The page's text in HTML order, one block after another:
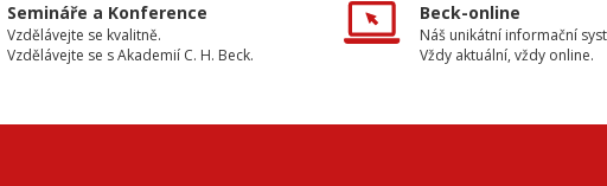
Semináře a Konference
Vzdělávejte se kvalitně.
Vzdělávejte se s Akademií C. H. Beck.
Beck-online
Náš unikátní informační
Vždy aktuální, vždy online.